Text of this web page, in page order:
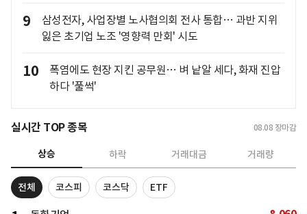
9
삼성전자, 사업장별 노사협의회 전사 통합… 과반 지위
잃은 초기업 노조 '영향력 만회' 시도
10
폭염에도 현장 지킨 공무원… 벼 낱알 세다, 화재 진압
하다 '풀썩'
실시간 TOP 종목 08.08 장마감
상승 하락 거래대금 거래량
전체 코스피 코스닥 ETF